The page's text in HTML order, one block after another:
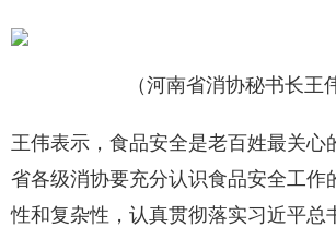
（河南省消协秘书长王
王伟表示，食品安全是老百姓最关心
省各级消协要充分认识食品安全工作
性和复杂性，认真贯彻落实习近平总